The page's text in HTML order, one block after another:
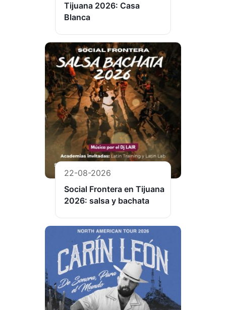
Tijuana 2026: Casa
Blanca
22-08-2026
Social Frontera en Tijuana
2026: salsa y bachata